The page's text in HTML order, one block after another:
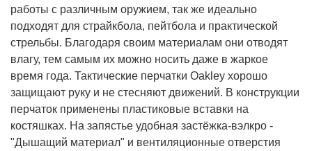
работы с различным оружием, так же идеально
подходят для страйкбола, пейтбола и практической
стрельбы. Благодаря своим материалам они отводят
влагу, тем самым их можно носить даже в жаркое
время года. Тактические перчатки Oakley хорошо
защищают руку и не стесняют движений. В конструкции
перчаток применены пластиковые вставки на
костяшках. На запястье удобная застёжка-вэлкро -
"Дышащий материал" и вентиляционные отверстия